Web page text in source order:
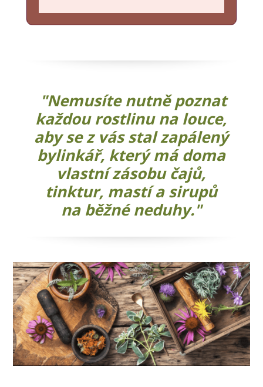
"Nemusíte nutně poznat
každou rostlinu na louce,
aby se z vás stal zapálený
bylinkář, který má doma
vlastní zásobu čajů,
tinktur, mastí a sirupů
na běžné neduhy."